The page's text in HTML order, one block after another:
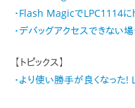
・Flash MagicでLPC1114に
・デバッグアクセスできない
【トピックス】
・より使い勝手が良くなった